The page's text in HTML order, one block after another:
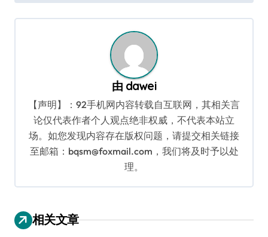
航
由 dawei
【声明】：92手机网内容转载自互联网，其相关言
论仅代表作者个人观点绝非权威，不代表本站立
场。如您发现内容存在版权问题，请提交相关链接
至邮箱：bqsm@foxmail.com，我们将及时予以处
理。
相关文章